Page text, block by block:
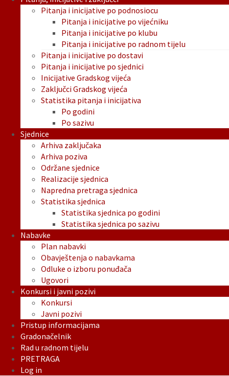
Pitanja i inicijative po podnosiocu
Pitanja i inicijative po vijećniku
Pitanja i inicijative po klubu
Pitanja i inicijative po radnom tijelu
Pitanja i inicijative po dostavi
Pitanja i inicijative po sjednici
Inicijative Gradskog vijeća
Zaključci Gradskog vijeća
Statistika pitanja i inicijativa
Po godini
Po sazivu
Sjednice
Arhiva zaključaka
Arhiva poziva
Održane sjednice
Realizacije sjednica
Napredna pretraga sjednica
Statistika sjednica
Statistika sjednica po godini
Statistika sjednica po sazivu
Nabavke
Plan nabavki
Obavještenja o nabavkama
Odluke o izboru ponuđača
Ugovori
Konkursi i javni pozivi
Konkursi
Javni pozivi
Pristup informacijama
Gradonačelnik
Rad u radnom tijelu
PRETRAGA
Log in